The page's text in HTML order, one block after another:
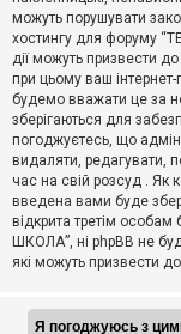
П
о
ш
у
Д
о
п
о
м
можуть порушувати
хостингу для форуму
дії можуть призвести
при цьому ваш
будемо вважати це за
зберігаються для
погоджуєтесь, що
видаляти, редагувати,
час на свій розсуд . Як
введена вами буде
відкрита третім особам
ШКОЛА”, ні phpBB не
які можуть призвести